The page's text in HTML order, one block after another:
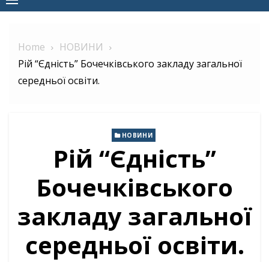
Home
НОВИНИ
Рій “Єдність” Бочечківського закладу загальної
середньої освіти.
НОВИНИ
Рій “Єдність”
Бочечківського
закладу загальної
середньої освіти.